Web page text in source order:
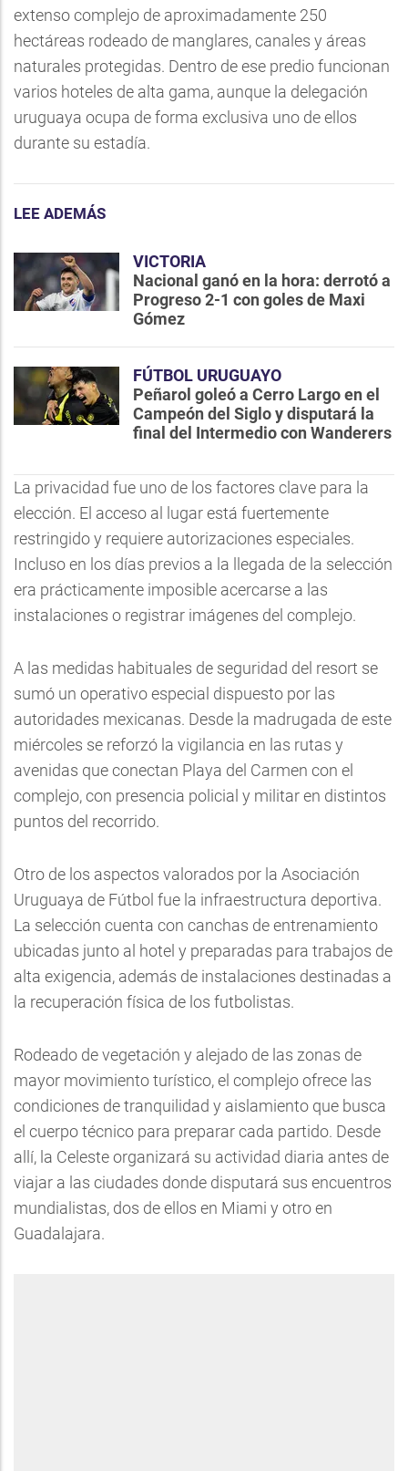
extenso complejo de aproximadamente 250
hectáreas rodeado de manglares, canales y áreas
naturales protegidas. Dentro de ese predio funcionan
varios hoteles de alta gama, aunque la delegación
uruguaya ocupa de forma exclusiva uno de ellos
durante su estadía.
LEE ADEMÁS
VICTORIA
Nacional ganó en la hora: derrotó a
Progreso 2-1 con goles de Maxi
Gómez
FÚTBOL URUGUAYO
Peñarol goleó a Cerro Largo en el
Campeón del Siglo y disputará la
final del Intermedio con Wanderers
La privacidad fue uno de los factores clave para la
elección. El acceso al lugar está fuertemente
restringido y requiere autorizaciones especiales.
Incluso en los días previos a la llegada de la selección
era prácticamente imposible acercarse a las
instalaciones o registrar imágenes del complejo.
A las medidas habituales de seguridad del resort se
sumó un operativo especial dispuesto por las
autoridades mexicanas. Desde la madrugada de este
miércoles se reforzó la vigilancia en las rutas y
avenidas que conectan Playa del Carmen con el
complejo, con presencia policial y militar en distintos
puntos del recorrido.
Otro de los aspectos valorados por la Asociación
Uruguaya de Fútbol fue la infraestructura deportiva.
La selección cuenta con canchas de entrenamiento
ubicadas junto al hotel y preparadas para trabajos de
alta exigencia, además de instalaciones destinadas a
la recuperación física de los futbolistas.
Rodeado de vegetación y alejado de las zonas de
mayor movimiento turístico, el complejo ofrece las
condiciones de tranquilidad y aislamiento que busca
el cuerpo técnico para preparar cada partido. Desde
allí, la Celeste organizará su actividad diaria antes de
viajar a las ciudades donde disputará sus encuentros
mundialistas, dos de ellos en Miami y otro en
Guadalajara.